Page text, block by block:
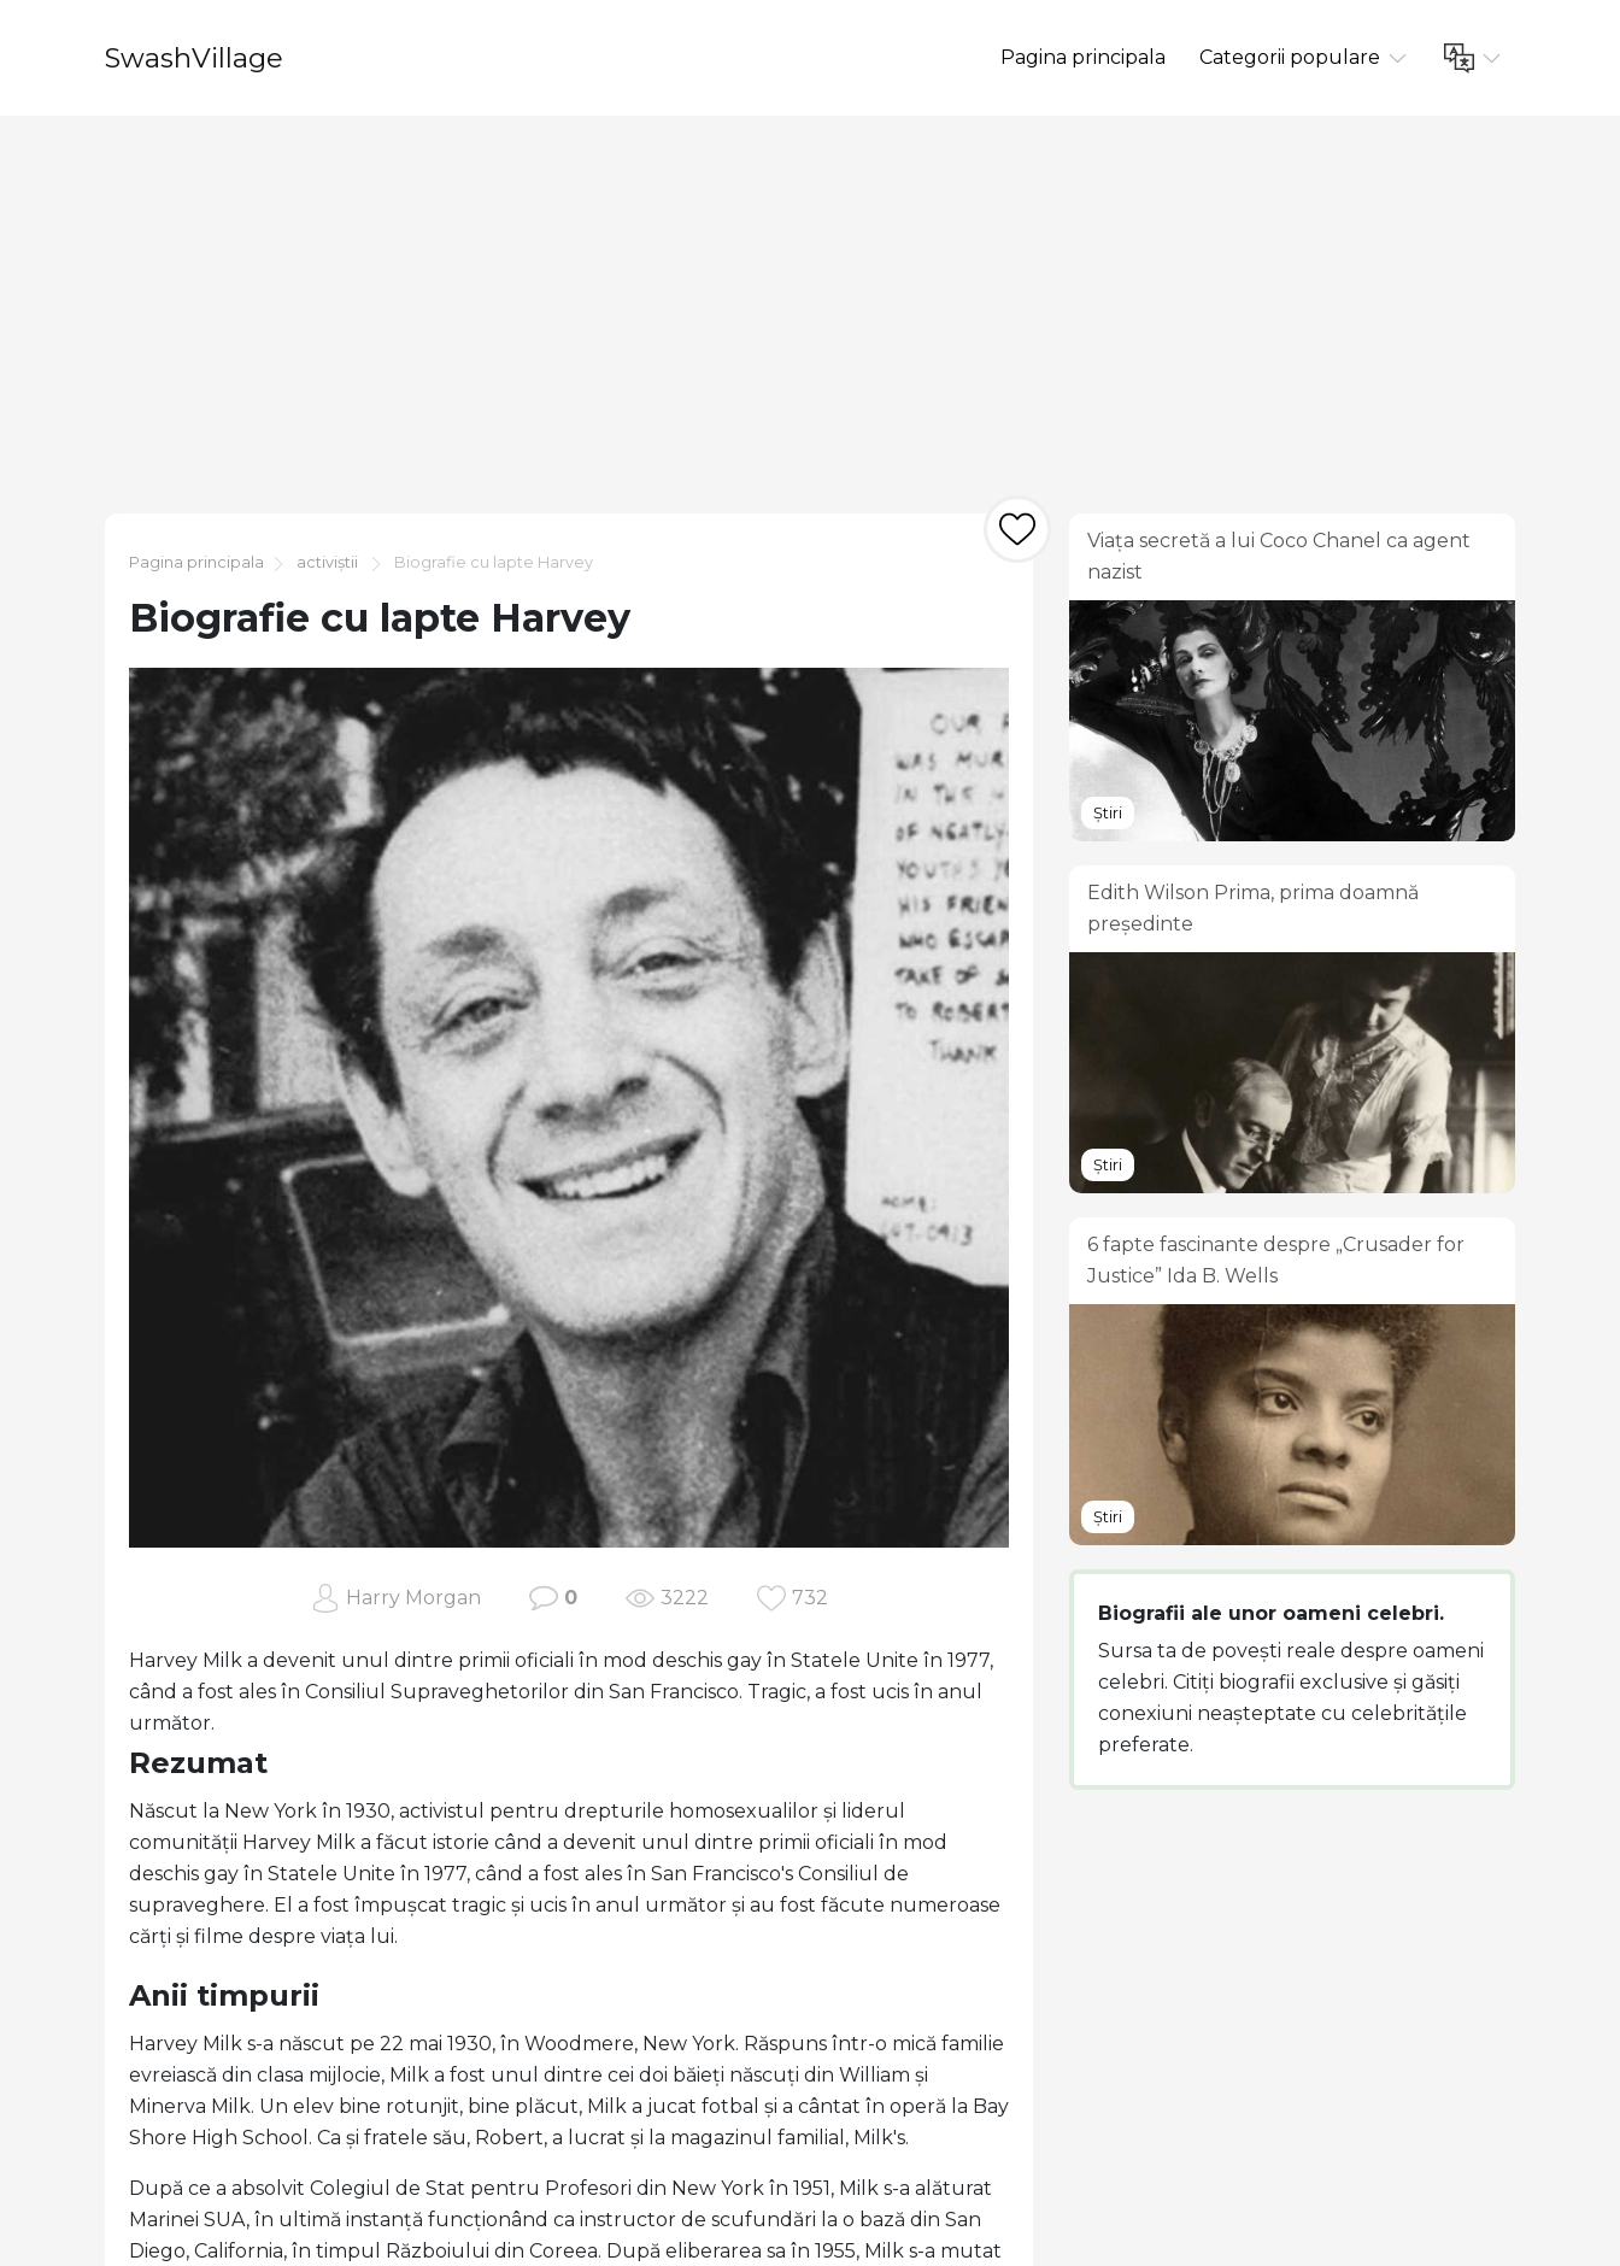
SwashVillage Pagina principala Categorii populare
Pagina principala activiştii Biografie cu lapte Harvey
Biografie cu lapte Harvey
Harry Morgan 0 3222 732
Harvey Milk a devenit unul dintre primii oficiali în mod deschis gay în Statele Unite în 1977,
când a fost ales în Consiliul Supraveghetorilor din San Francisco. Tragic, a fost ucis în anul
următor.
Rezumat
Născut la New York în 1930, activistul pentru drepturile homosexualilor și liderul
comunității Harvey Milk a făcut istorie când a devenit unul dintre primii oficiali în mod
deschis gay în Statele Unite în 1977, când a fost ales în San Francisco's Consiliul de
supraveghere. El a fost împușcat tragic și ucis în anul următor și au fost făcute numeroase
cărți și filme despre viața lui.
Anii timpurii
Harvey Milk s-a născut pe 22 mai 1930, în Woodmere, New York. Răspuns într-o mică familie
evreiască din clasa mijlocie, Milk a fost unul dintre cei doi băieți născuți din William și
Minerva Milk. Un elev bine rotunjit, bine plăcut, Milk a jucat fotbal și a cântat în operă la Bay
Shore High School. Ca și fratele său, Robert, a lucrat și la magazinul familial, Milk's.
După ce a absolvit Colegiul de Stat pentru Profesori din New York în 1951, Milk s-a alăturat
Marinei SUA, în ultimă instanță funcționând ca instructor de scufundări la o bază din San
Diego, California, în timpul Războiului din Coreea. După eliberarea sa în 1955, Milk s-a mutat
Viața secretă a lui Coco Chanel ca agent
nazist
Știri
Edith Wilson Prima, prima doamnă
președinte
Știri
6 fapte fascinante despre „Crusader for
Justice” Ida B. Wells
Știri
Biografii ale unor oameni celebri.
Sursa ta de povești reale despre oameni
celebri. Citiți biografii exclusive și găsiți
conexiuni neașteptate cu celebritățile
preferate.